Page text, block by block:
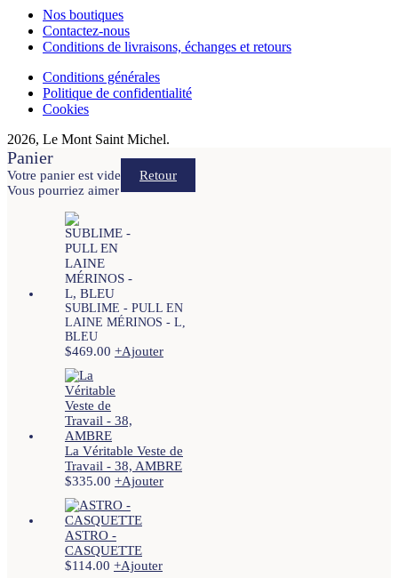
Nos boutiques
Contactez-nous
Conditions de livraisons, échanges et retours
Conditions générales
Politique de confidentialité
Cookies
2026, Le Mont Saint Michel.
Panier
Votre panier est vide
Retour
Vous pourriez aimer
SUBLIME - PULL EN
LAINE MÉRINOS - L,
BLEU
$469.00 +Ajouter
La Véritable Veste de
Travail - 38, AMBRE
$335.00 +Ajouter
ASTRO -
CASQUETTE
$114.00 +Ajouter